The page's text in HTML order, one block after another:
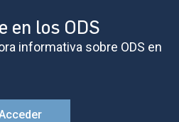
en los ODS
informativa sobre ODS en